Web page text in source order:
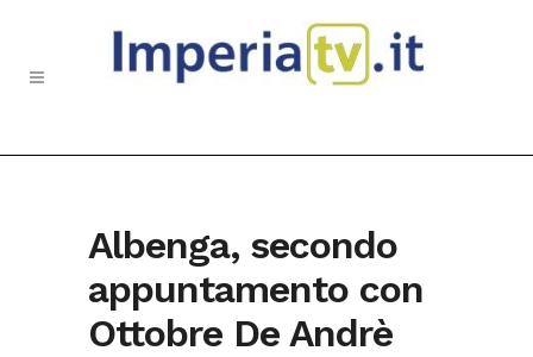
Albenga, secondo
appuntamento con
Ottobre De Andrè